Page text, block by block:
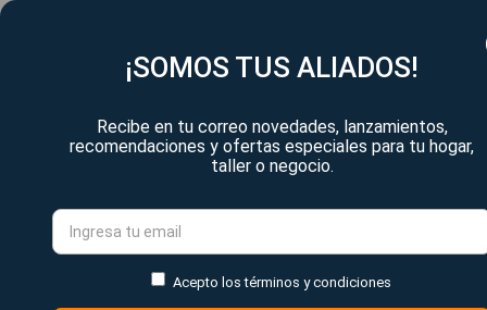
¡SOMOS TUS ALIADOS!
Recibe en tu correo novedades, lanzamientos,
recomendaciones y ofertas especiales para tu hogar,
taller o negocio.
Acepto los términos y condiciones